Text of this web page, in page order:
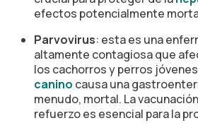
efectos potencialmente
Parvovirus: esta es una
altamente contagiosa que
los cachorros y perros
canino causa una
menudo, mortal. La
refuerzo es esencial para la